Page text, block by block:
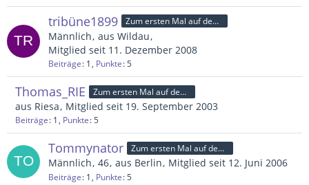
tribüne1899 Zum ersten Mal auf dem Platz
Männlich aus Wildau
Mitglied seit 11. Dezember 2008
Beiträge 1 Punkte 5
Thomas_RIE Zum ersten Mal auf dem Platz
aus Riesa Mitglied seit 19. September 2003
Beiträge 1 Punkte 5
Tommynator Zum ersten Mal auf dem Platz
Männlich 46 aus Berlin Mitglied seit 12. Juni 2006
Beiträge 1 Punkte 5